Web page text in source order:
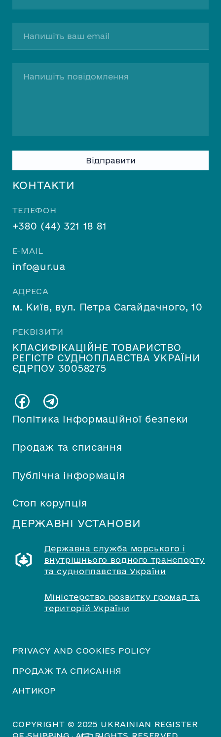
Політика інформаційної безпеки
Продаж та списання
Публічна інформація
Стоп корупція
КОНТАКТИ
ТЕЛЕФОН
+380 (44) 321 18 81
E-MAIL
info@ur.ua
АДРЕСА
м. Київ, вул. Петра Сагайдачного, 10
РЕКВІЗИТИ
КЛАСИФІКАЦІЙНЕ ТОВАРИСТВО
РЕГІСТР СУДНОПЛАВСТВА УКРАЇНИ
ЄДРПОУ 30058275
field
ДЕРЖАВНІ УСТАНОВИ
Державна служба морського і
внутрішнього водного транспорту
та судноплавства України
Міністерство розвитку громад та
територій України
PRIVACY AND COOKIES POLICY
ПРОДАЖ ТА СПИСАННЯ
АНТИКОР
COPYRIGHT © 2025 UKRAINIAN REGISTER